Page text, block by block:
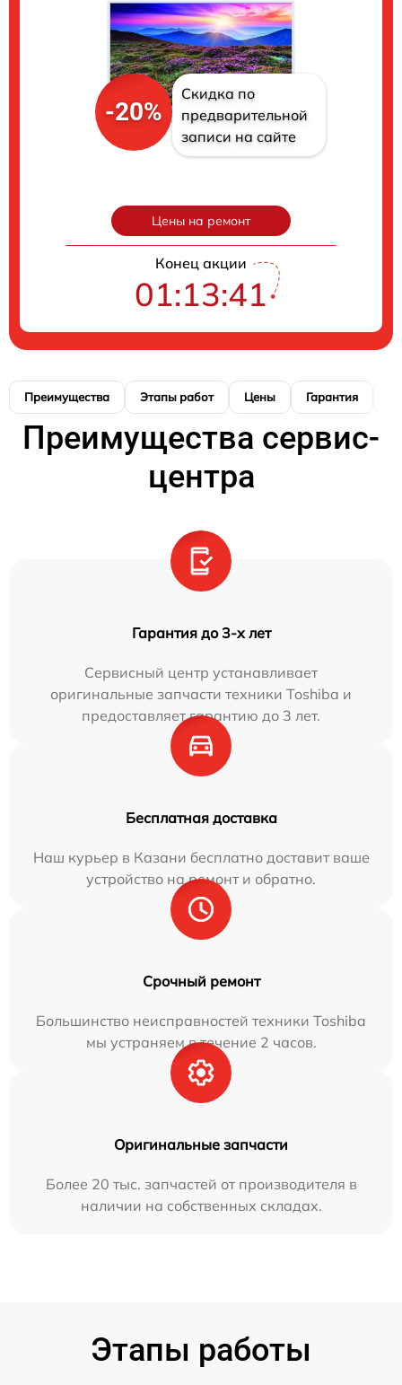
-20%
Скидка по
предварительной
записи на сайте
Цены на ремонт
Конец акции
01:13:40
Преимущества Этапы работ Цены Гарантия
Преимущества сервис-
центра
Гарантия до 3-х лет
Сервисный центр устанавливает
оригинальные запчасти техники Toshiba и
предоставляет гарантию до 3 лет.
Бесплатная доставка
Наш курьер в Казани бесплатно доставит ваше
устройство на ремонт и обратно.
Срочный ремонт
Большинство неисправностей техники Toshiba
мы устраняем в течение 2 часов.
Оригинальные запчасти
Более 20 тыс. запчастей от производителя в
наличии на собственных складах.
Этапы работы